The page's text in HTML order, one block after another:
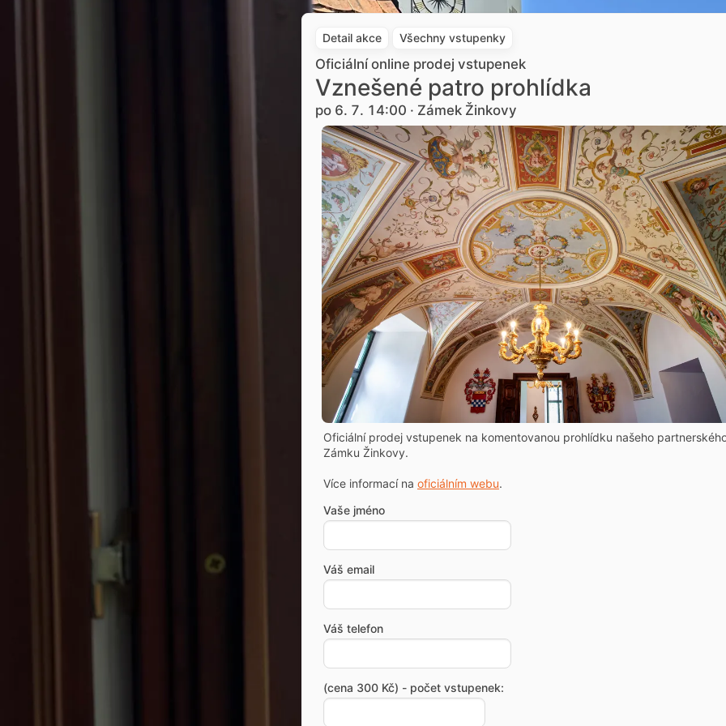
Detail akce Všechny vstupenky
Oficiální online prodej vstupenek
Vznešené patro prohlídka
po 6. 7. 14:00 · Zámek Žinkovy
Oficiální prodej vstupenek na komentovanou prohlídku našeho
Zámku Žinkovy.
Více informací na oficiálním webu.
Vaše jméno
Váš email
Váš telefon
(cena 300 Kč) - počet vstupenek: